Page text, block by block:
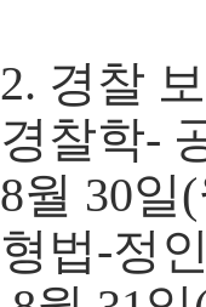
2. 경찰
경찰학-
8월 30일
형법-정